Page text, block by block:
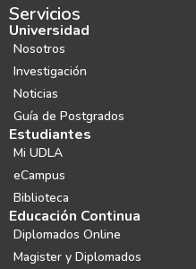
Servicios
Universidad
Nosotros
Investigación
Noticias
Guía de Postgrados
Estudiantes
Mi UDLA
eCampus
Biblioteca
Educación Continua
Diplomados Online
Magister y Diplomados